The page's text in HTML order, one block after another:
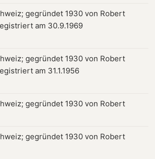
gegründet 1930 von Robert
am 30.9.1969
gegründet 1930 von Robert
am 31.1.1956
gegründet 1930 von Robert
gegründet 1930 von Robert